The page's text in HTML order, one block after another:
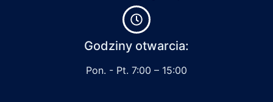
Godziny otwarcia:
Pon. - Pt. 7:00 – 15:00